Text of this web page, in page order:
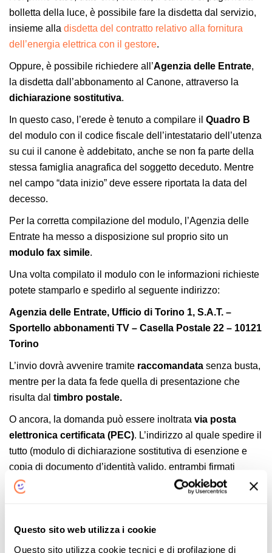
Questo sito web utilizza i cookie
Questo sito utilizza cookie tecnici e di profilazione di
bolletta della luce, è possibile fare la disdetta dal servizio,
insieme alla disdetta del contratto relativo alla fornitura
dell’energia elettrica con il gestore.
Oppure, è possibile richiedere all’Agenzia delle Entrate,
la disdetta dall’abbonamento al Canone, attraverso la
dichiarazione sostitutiva.
In questo caso, l’erede è tenuto a compilare il Quadro B
del modulo con il codice fiscale dell’intestatario dell’utenza
su cui il canone è addebitato, anche se non fa parte della
stessa famiglia anagrafica del soggetto deceduto. Mentre
nel campo “data inizio” deve essere riportata la data del
decesso.
Per la corretta compilazione del modulo, l’Agenzia delle
Entrate ha messo a disposizione sul proprio sito un
modulo fax simile.
Una volta compilato il modulo con le informazioni richieste
potete stamparlo e spedirlo al seguente indirizzo:
Agenzia delle Entrate, Ufficio di Torino 1, S.A.T. –
Sportello abbonamenti TV – Casella Postale 22 – 10121
Torino
L’invio dovrà avvenire tramite raccomandata senza busta,
mentre per la data fa fede quella di presentazione che
risulta dal timbro postale.
O ancora, la domanda può essere inoltrata via posta
elettronica certificata (PEC). L’indirizzo al quale spedire il
tutto (modulo di dichiarazione sostitutiva di esenzione e
copia di documento d’identità valido, entrambi firmati
digitalmente) è il seguente:
La consegna dell’esenzionepuò anche avvenire a mano